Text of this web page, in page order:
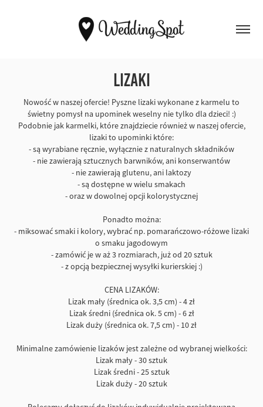
Lizaki
Nowość w naszej ofercie! Pyszne lizaki wykonane z karmelu to
świetny pomysł na upominek weselny nie tylko dla dzieci! :)
Podobnie jak karmelki, które znajdziecie również w naszej ofercie,
lizaki to upominki które:
- są wyrabiane ręcznie, wyłącznie z naturalnych składników
- nie zawierają sztucznych barwników, ani konserwantów
- nie zawierają glutenu, ani laktozy
- są dostępne w wielu smakach
- oraz w dowolnej opcji kolorystycznej
Ponadto można:
- miksować smaki i kolory, wybrać np. pomarańczowo-różowe lizaki
o smaku jagodowym
- zamówić je w aż 3 rozmiarach, już od 20 sztuk
- z opcją bezpiecznej wysyłki kurierskiej :)
CENA LIZAKÓW:
Lizak mały (średnica ok. 3,5 cm) - 4 zł
Lizak średni (średnica ok. 5 cm) - 6 zł
Lizak duży (średnica ok. 7,5 cm) - 10 zł
Minimalne zamówienie lizaków jest zależne od wybranej wielkości:
Lizak mały - 30 sztuk
Lizak średni - 25 sztuk
Lizak duży - 20 sztuk